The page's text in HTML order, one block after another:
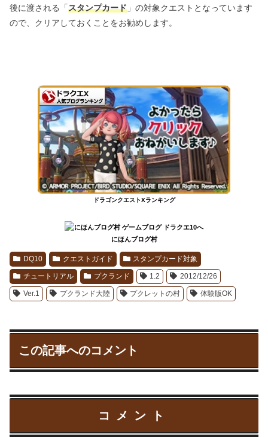
後に渡される「スタンプカード 」の対象クエストとなっています
ので、クリアしておくことをお勧めします。
ドラゴンクエストXランキング
にほんブログ村
DQ10 クエストガイド スタンプカード対象
チュートリアル プクランド 1.2 2012/12/26
Ver.1 プクランド大陸 プクレットの村 体験版OK
この記事へのコメント
コメント